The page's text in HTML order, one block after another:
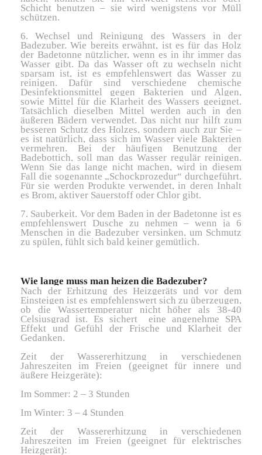
Schicht benutzen – sie wird wenigstens vor Müll
schützen.
6. Wechsel und Reinigung des Wassers in der
Badezuber. Wie bereits erwähnt, ist es für das Holz
der Badetonne nützlicher, wenn es in ihr immer das
Wasser gibt. Da das Wasser oft zu wechseln nicht
sparsam ist, ist es empfehlenswert das Wasser zu
reinigen. Dafür sind verschiedene chemische
Desinfektionsmittel gegen Bakterien und Algen,
sowie Mittel für die Klarheit des Wassers geeignet.
Tatsächlich dieselben Mittel werden auch in den
äußeren Bädern verwendet. Das nicht nur hilft zum
besseren Schutz des Holzes, sondern auch zur Sie –
es ist natürlich, dass sich im Wasser viele Bakterien
vermehren. Bei der häufigen Benutzung der
Badebottich, soll man das Wasser regulär reinigen.
Wenn Sie das lange nicht machen, wird in diesem
Fall die sogenannte „Schockprozedur“ durchgeführt.
Für sie werden Produkte verwendet, in deren Inhalt
es Brom, aktiver Sauerstoff oder Chlor gibt.
7. Sauberkeit. Vor dem Baden in der Badetonne ist es
empfehlenswert Dusche zu nehmen – wenn ja 6
Menschen in die Badezuber versinken, um Schmutz
zu spülen, fühlt sich bald keiner gemütlich.
Wie lange muss man heizen die Badezuber?
Nach der Erhitzung des Heizgeräts und vor dem
Einsteigen ist es empfehlenswert sich zu überzeugen,
ob die Wassertemperatur nicht höher als 38-40
Celsiusgrad ist. Es sichert eine angenehme SPA
Effekt und Gefühl der Frische und Klarheit der
Gedanken.
Zeit der Wassererhitzung in verschiedenen
Jahreszeiten im Freien (geeignet für innere und
äußere Heizgeräte):
Im Sommer: 2 – 3 Stunden
Im Winter: 3 – 4 Stunden
Zeit der Wassererhitzung in verschiedenen
Jahreszeiten im Freien (geeignet für elektrisches
Heizgerät):